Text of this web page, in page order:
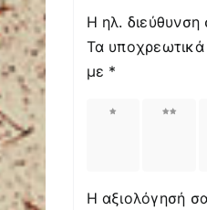
Η ηλ. διεύθυνση
Τα υποχρεωτικά
με *
Η αξιολόγησή